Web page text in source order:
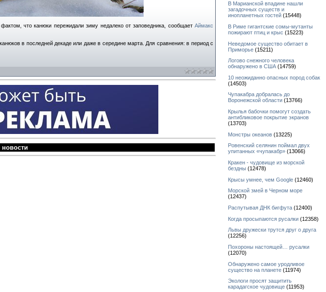
что канюки пережидали зиму недалеко от заповедника, сообщает Аймакс
в последней декаде или даже в середине марта. Для сравнения: в период с
В Марианской впадине нашли
загадочных существ и
инопланетных гостей (15448)
В Риме гигантские сомы-мутанты
пожирают птиц и крыс (15223)
Неведомое существо обитает в
Приморье (15211)
Логово снежного человека
обнаружено в США (14759)
10 неожиданно опасных пород собак
(14503)
Чупакабра добралась до
Воронежской области (13766)
Крылья бабочки помогут создать
антибликовое покрытие экранов
(13703)
Монстры океанов (13225)
Ровенский селянин поймал двух
упитанных «чупакабр» (13066)
Кракен - чудовище из морской
бездны (12478)
Крысы умнее, чем Google (12460)
Морской змей в Черном море
(12437)
Распутывая ДНК бигфута (12400)
Когда просыпаются русалки (12358)
Львы дружески трутся друг о друга
(12256)
Похороны настоящей… русалки
(12070)
Обнаружено самое уродливое
существо на планете (11974)
Экологи просят защитить
карадагское чудовище (11953)